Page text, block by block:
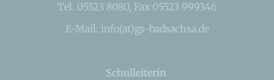
Tel. 05523 8080, Fax 05523 999346
E-Mail: info(at)gs-badsachsa.de
Schulleiterin